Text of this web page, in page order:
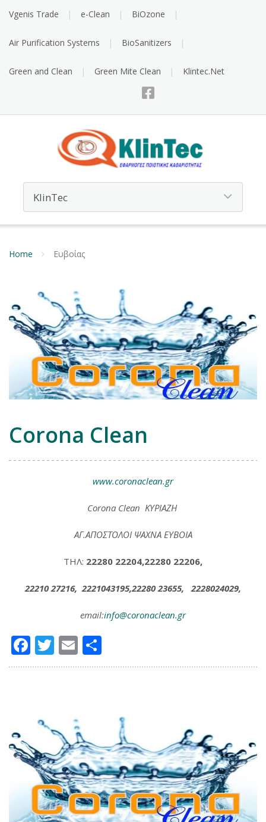
Vgenis Trade e-Clean BiOzone
Air Purification Systems BioSanitizers
Green and Clean Green Mite Clean Klintec.Net
Home Ευβοίας
Corona Clean
www.coronaclean.gr
Corona Clean ΚΥΡΙΑΖΗ
ΑΓ.ΑΠΟΣΤΟΛΟΙ ΨΑΧΝΑ ΕΥΒΟΙΑ
ΤΗΛ: 22280 22204,22280 22206,
22210 27216, 2221043195,22280 23655, 2228024029,
email:info@coronaclean.gr
Facebook
Twitter
Email